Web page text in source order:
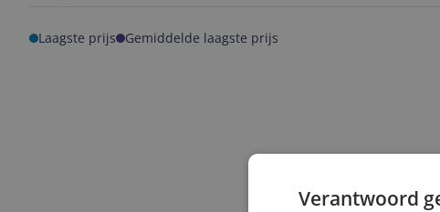
Laagste prijs Gemiddelde laagste prijs
Verantwoord